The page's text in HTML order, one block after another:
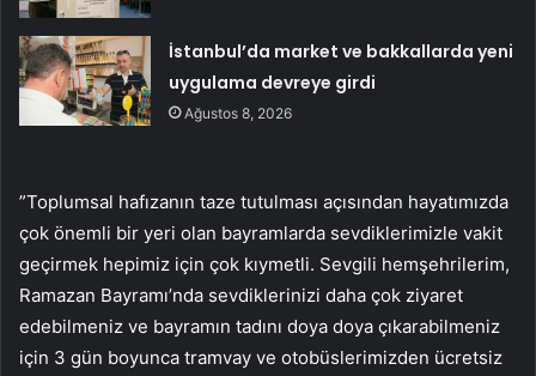
İstanbul’da market ve bakkallarda yeni
uygulama devreye girdi
Ağustos 8, 2026
”Toplumsal hafızanın taze tutulması açısından hayatımızda
çok önemli bir yeri olan bayramlarda sevdiklerimizle vakit
geçirmek hepimiz için çok kıymetli. Sevgili hemşehrilerim,
Ramazan Bayramı’nda sevdiklerinizi daha çok ziyaret
edebilmeniz ve bayramın tadını doya doya çıkarabilmeniz
için 3 gün boyunca tramvay ve otobüslerimizden ücretsiz